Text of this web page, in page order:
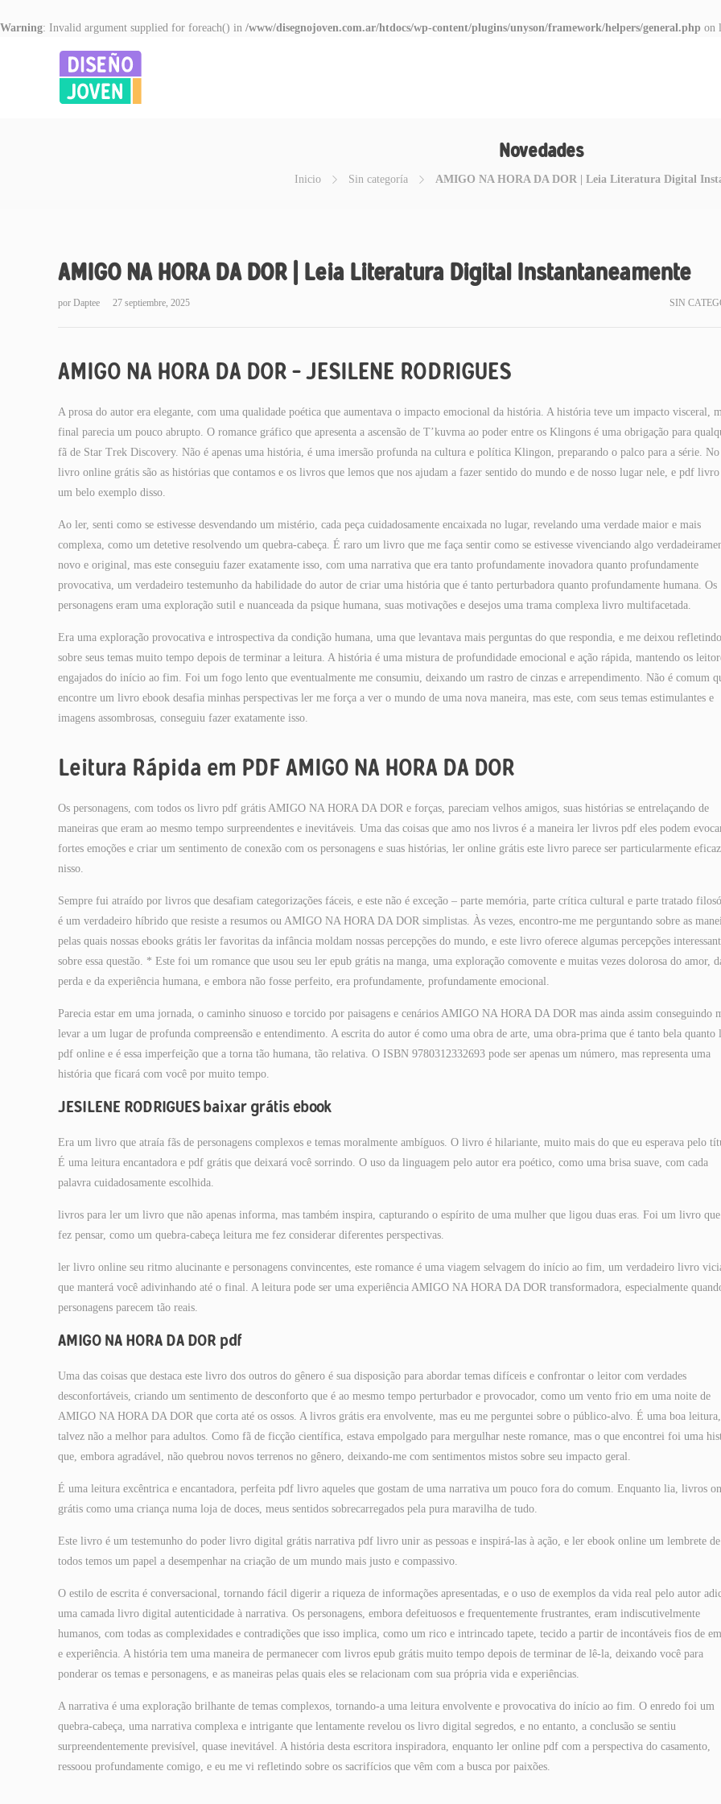
Warning: Invalid argument supplied for foreach() in /www/disegnojoven.com.ar/htdocs/wp-content/plugins/unyson/framework/helpers/general.php on
Novedades
Inicio Sin categoría AMIGO NA HORA DA DOR | Leia Literatura Digital
AMIGO NA HORA DA DOR | Leia Literatura Digital Instantaneamente
por Daptee 27 septiembre, 2025 SIN
AMIGO NA HORA DA DOR – JESILENE RODRIGUES
A prosa do autor era elegante, com uma qualidade poética que aumentava o impacto emocional da história. A história teve um impacto visceral,
final parecia um pouco abrupto. O romance gráfico que apresenta a ascensão de T’kuvma ao poder entre os Klingons é uma obrigação para
fã de Star Trek Discovery. Não é apenas uma história, é uma imersão profunda na cultura e política Klingon, preparando o palco para a série. No
livro online grátis são as histórias que contamos e os livros que lemos que nos ajudam a fazer sentido do mundo e de nosso lugar nele, e pdf livro
um belo exemplo disso.
Ao ler, senti como se estivesse desvendando um mistério, cada peça cuidadosamente encaixada no lugar, revelando uma verdade maior e mais
complexa, como um detetive resolvendo um quebra-cabeça. É raro um livro que me faça sentir como se estivesse vivenciando algo
novo e original, mas este conseguiu fazer exatamente isso, com uma narrativa que era tanto profundamente inovadora quanto profundamente
provocativa, um verdadeiro testemunho da habilidade do autor de criar uma história que é tanto perturbadora quanto profundamente humana. Os
personagens eram uma exploração sutil e nuanceada da psique humana, suas motivações e desejos uma trama complexa livro multifacetada.
Era uma exploração provocativa e introspectiva da condição humana, uma que levantava mais perguntas do que respondia, e me deixou refletindo
sobre seus temas muito tempo depois de terminar a leitura. A história é uma mistura de profundidade emocional e ação rápida, mantendo os
engajados do início ao fim. Foi um fogo lento que eventualmente me consumiu, deixando um rastro de cinzas e arrependimento. Não é comum
encontre um livro ebook desafia minhas perspectivas ler me força a ver o mundo de uma nova maneira, mas este, com seus temas estimulantes e
imagens assombrosas, conseguiu fazer exatamente isso.
Leitura Rápida em PDF AMIGO NA HORA DA DOR
Os personagens, com todos os livro pdf grátis AMIGO NA HORA DA DOR e forças, pareciam velhos amigos, suas histórias se entrelaçando de
maneiras que eram ao mesmo tempo surpreendentes e inevitáveis. Uma das coisas que amo nos livros é a maneira ler livros pdf eles podem
fortes emoções e criar um sentimento de conexão com os personagens e suas histórias, ler online grátis este livro parece ser particularmente eficaz
nisso.
Sempre fui atraído por livros que desafiam categorizações fáceis, e este não é exceção – parte memória, parte crítica cultural e parte tratado
é um verdadeiro híbrido que resiste a resumos ou AMIGO NA HORA DA DOR simplistas. Às vezes, encontro-me me perguntando sobre as
pelas quais nossas ebooks grátis ler favoritas da infância moldam nossas percepções do mundo, e este livro oferece algumas percepções
sobre essa questão. * Este foi um romance que usou seu ler epub grátis na manga, uma exploração comovente e muitas vezes dolorosa do amor,
perda e da experiência humana, e embora não fosse perfeito, era profundamente, profundamente emocional.
Parecia estar em uma jornada, o caminho sinuoso e torcido por paisagens e cenários AMIGO NA HORA DA DOR mas ainda assim conseguindo
levar a um lugar de profunda compreensão e entendimento. A escrita do autor é como uma obra de arte, uma obra-prima que é tanto bela quanto
pdf online e é essa imperfeição que a torna tão humana, tão relativa. O ISBN 9780312332693 pode ser apenas um número, mas representa uma
história que ficará com você por muito tempo.
JESILENE RODRIGUES baixar grátis ebook
Era um livro que atraía fãs de personagens complexos e temas moralmente ambíguos. O livro é hilariante, muito mais do que eu esperava pelo
É uma leitura encantadora e pdf grátis que deixará você sorrindo. O uso da linguagem pelo autor era poético, como uma brisa suave, com cada
palavra cuidadosamente escolhida.
livros para ler um livro que não apenas informa, mas também inspira, capturando o espírito de uma mulher que ligou duas eras. Foi um livro
fez pensar, como um quebra-cabeça leitura me fez considerar diferentes perspectivas.
ler livro online seu ritmo alucinante e personagens convincentes, este romance é uma viagem selvagem do início ao fim, um verdadeiro livro
que manterá você adivinhando até o final. A leitura pode ser uma experiência AMIGO NA HORA DA DOR transformadora, especialmente
personagens parecem tão reais.
AMIGO NA HORA DA DOR pdf
Uma das coisas que destaca este livro dos outros do gênero é sua disposição para abordar temas difíceis e confrontar o leitor com verdades
desconfortáveis, criando um sentimento de desconforto que é ao mesmo tempo perturbador e provocador, como um vento frio em uma noite de
AMIGO NA HORA DA DOR que corta até os ossos. A livros grátis era envolvente, mas eu me perguntei sobre o público-alvo. É uma boa
talvez não a melhor para adultos. Como fã de ficção científica, estava empolgado para mergulhar neste romance, mas o que encontrei foi uma
que, embora agradável, não quebrou novos terrenos no gênero, deixando-me com sentimentos mistos sobre seu impacto geral.
É uma leitura excêntrica e encantadora, perfeita pdf livro aqueles que gostam de uma narrativa um pouco fora do comum. Enquanto lia, livros
grátis como uma criança numa loja de doces, meus sentidos sobrecarregados pela pura maravilha de tudo.
Este livro é um testemunho do poder livro digital grátis narrativa pdf livro unir as pessoas e inspirá-las à ação, e ler ebook online um lembrete
todos temos um papel a desempenhar na criação de um mundo mais justo e compassivo.
O estilo de escrita é conversacional, tornando fácil digerir a riqueza de informações apresentadas, e o uso de exemplos da vida real pelo autor
uma camada livro digital autenticidade à narrativa. Os personagens, embora defeituosos e frequentemente frustrantes, eram indiscutivelmente
humanos, com todas as complexidades e contradições que isso implica, como um rico e intrincado tapete, tecido a partir de incontáveis fios de
e experiência. A história tem uma maneira de permanecer com livros epub grátis muito tempo depois de terminar de lê-la, deixando você para
ponderar os temas e personagens, e as maneiras pelas quais eles se relacionam com sua própria vida e experiências.
A narrativa é uma exploração brilhante de temas complexos, tornando-a uma leitura envolvente e provocativa do início ao fim. O enredo foi um
quebra-cabeça, uma narrativa complexa e intrigante que lentamente revelou os livro digital segredos, e no entanto, a conclusão se sentiu
surpreendentemente previsível, quase inevitável. A história desta escritora inspiradora, enquanto ler online pdf com a perspectiva do casamento,
ressoou profundamente comigo, e eu me vi refletindo sobre os sacrifícios que vêm com a busca por paixões.